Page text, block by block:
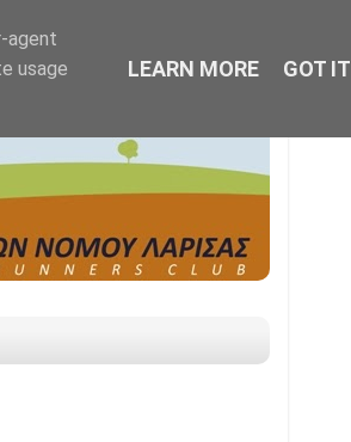
agent
usage
LEARN MORE GOT IT